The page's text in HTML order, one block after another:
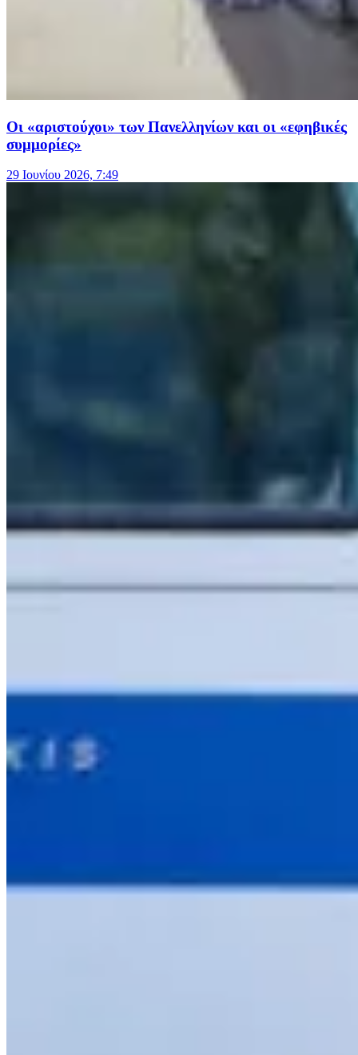
Οι «αριστούχοι» των Πανελληνίων και οι «εφηβικές
συμμορίες»
29 Ιουνίου 2026, 7:49